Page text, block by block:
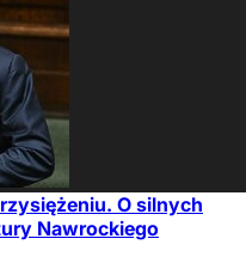
O silnych
Nawrockiego